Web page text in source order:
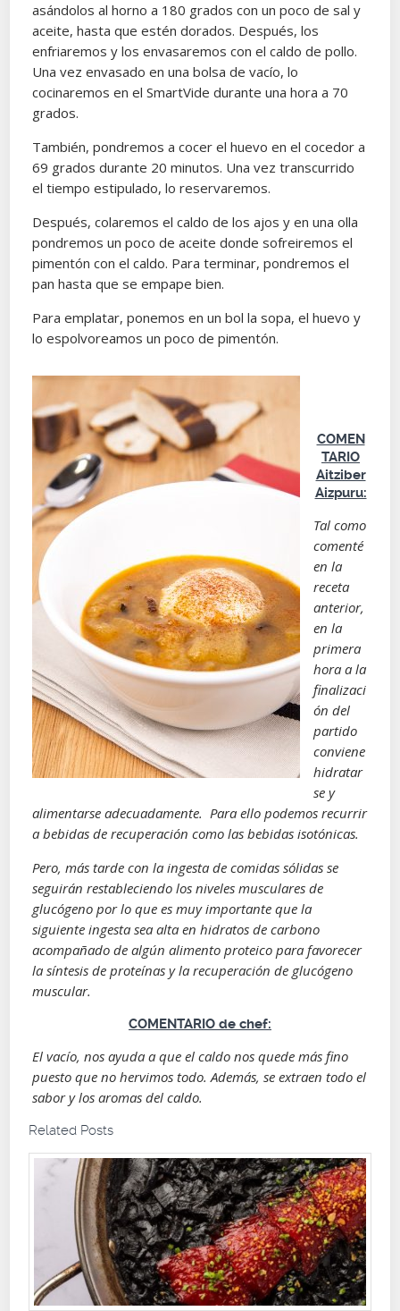
asándolos al horno a 180 grados con un poco de sal y
aceite, hasta que estén dorados. Después, los
enfriaremos y los envasaremos con el caldo de pollo.
Una vez envasado en una bolsa de vacío, lo
cocinaremos en el SmartVide durante una hora a 70
grados.
También, pondremos a cocer el huevo en el cocedor a
69 grados durante 20 minutos. Una vez transcurrido
el tiempo estipulado, lo reservaremos.
Después, colaremos el caldo de los ajos y en una olla
pondremos un poco de aceite donde sofreiremos el
pimentón con el caldo. Para terminar, pondremos el
pan hasta que se empape bien.
Para emplatar, ponemos en un bol la sopa, el huevo y
lo espolvoreamos un poco de pimentón.
COMEN
TARIO
Aitziber
Aizpuru:
Tal como
comenté
en la
receta
anterior,
en la
primera
hora a la
finalizaci
ón del
partido
conviene
hidratar
se y
alimentarse adecuadamente. Para ello podemos recurrir
a bebidas de recuperación como las bebidas isotónicas.
Pero, más tarde con la ingesta de comidas sólidas se
seguirán restableciendo los niveles musculares de
glucógeno por lo que es muy importante que la
siguiente ingesta sea alta en hidratos de carbono
acompañado de algún alimento proteico para favorecer
la síntesis de proteínas y la recuperación de glucógeno
muscular.
COMENTARIO de chef:
El vacío, nos ayuda a que el caldo nos quede más fino
puesto que no hervimos todo. Además, se extraen todo el
sabor y los aromas del caldo.
Related Posts